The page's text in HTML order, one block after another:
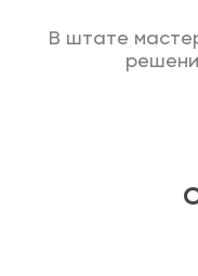
В штате